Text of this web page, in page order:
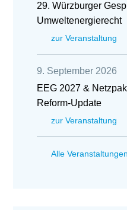
29. Würzburger
Umweltenergierecht
zur Veranstaltung
9. September 2026
EEG 2027 &
Reform-Update
zur Veranstaltung
Alle Veranstaltungen